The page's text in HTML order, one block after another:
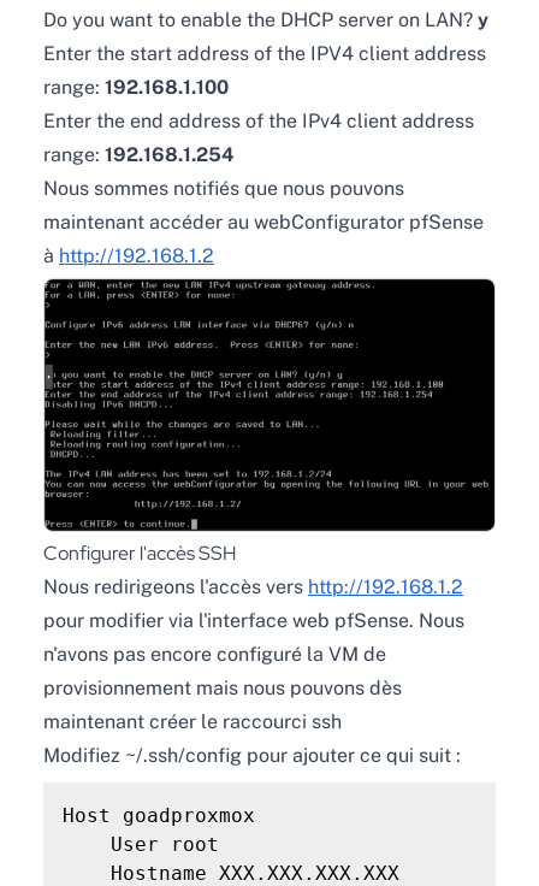
Do you want to enable the DHCP server on LAN? y
Enter the start address of the IPV4 client address
range: 192.168.1.100
Enter the end address of the IPv4 client address
range: 192.168.1.254
Nous sommes notifiés que nous pouvons
maintenant accéder au webConfigurator pfSense
à http://192.168.1.2
Configurer l'accès SSH
Nous redirigeons l'accès vers http://192.168.1.2
pour modifier via l'interface web pfSense. Nous
n'avons pas encore configuré la VM de
provisionnement mais nous pouvons dès
maintenant créer le raccourci ssh
Modifiez ~/.ssh/config pour ajouter ce qui suit :
Host goadproxmox